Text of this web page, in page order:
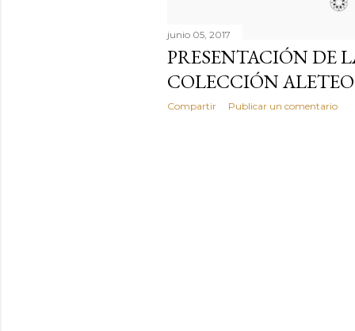
junio 05, 2017
PRESENTACIÓN DE
COLECCIÓN
Compartir Publicar un comentario